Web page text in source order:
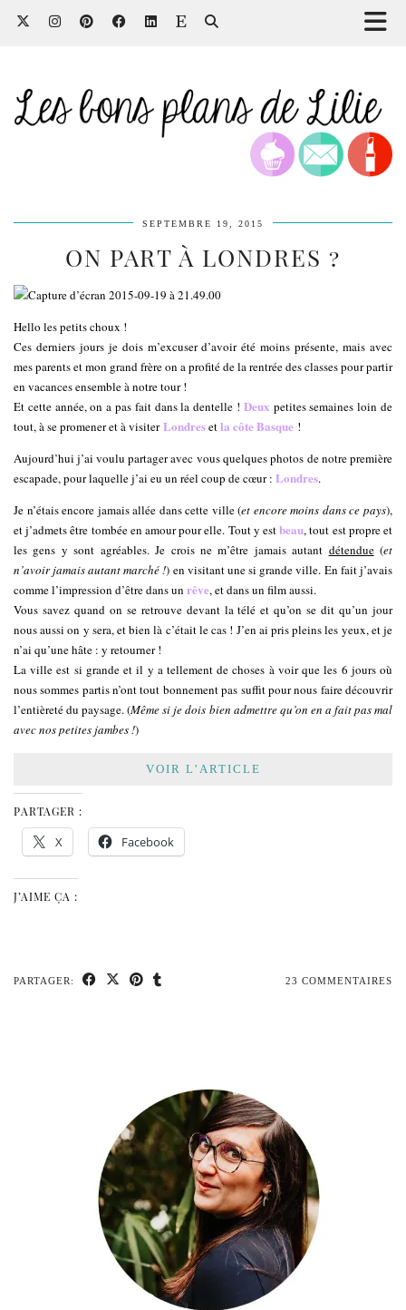
SEPTEMBRE 19, 2015
ON PART À LONDRES ?
Hello les petits choux !
Ces derniers jours je dois m’excuser d’avoir été moins présente, mais avec
mes parents et mon grand frère on a profité de la rentrée des classes pour partir
en vacances ensemble à notre tour !
Et cette année, on a pas fait dans la dentelle ! Deux petites semaines loin de
tout, à se promener et à visiterLondresetla côte Basque !
Aujourd’hui j’ai voulu partager avec vous quelques photos de notre première
escapade, pour laquelle j’ai eu un réel coup de cœur : Londres.
Je n’étais encore jamais allée dans cette ville (et encore moins dans ce pays),
et j’admets être tombée en amour pour elle. Tout y estbeau, tout est propre et
les gens y sont agréables. Je crois ne m’être jamais autant détendue(et
n’avoir jamais autant marché !) en visitant une si grande ville. En fait j’avais
comme l’impression d’être dans un rêve, et dans un film aussi.
Vous savez quand on se retrouve devant la télé et qu’on se dit qu’un jour
nous aussi on y sera, et bien là c’était le cas ! J’en ai pris pleins les yeux, et je
n’ai qu’une hâte : y retourner !
La ville est si grande et il y a tellement de choses à voir que les 6 jours où
nous sommes partis n’ont tout bonnement pas suffit pour nous faire découvrir
l’entièreté du paysage. (Même si je dois bien admettre qu’on en a fait pas mal
avec nos petites jambes !)
VOIR L’ARTICLE
PARTAGER :
X Facebook
J’AIME ÇA :
PARTAGER: 23 COMMENTAIRES